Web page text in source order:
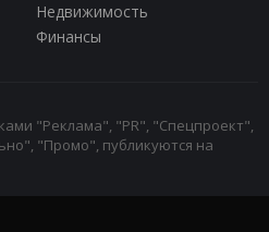
Недвижимость
Финансы
"Реклама", "PR", "Спецпроект",
"Промо", публикуются на